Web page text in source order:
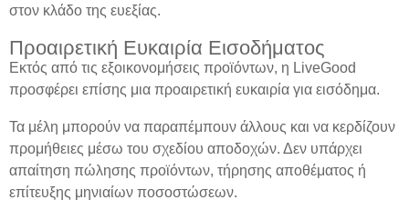
στον κλάδο της ευεξίας.
Προαιρετική Ευκαιρία Εισοδήματος
Εκτός από τις εξοικονομήσεις προϊόντων, η LiveGood
προσφέρει επίσης μια προαιρετική ευκαιρία για εισόδημα.
Τα μέλη μπορούν να παραπέμπουν άλλους και να κερδίζουν
προμήθειες μέσω του σχεδίου αποδοχών. Δεν υπάρχει
απαίτηση πώλησης προϊόντων, τήρησης αποθέματος ή
επίτευξης μηνιαίων ποσοστώσεων.